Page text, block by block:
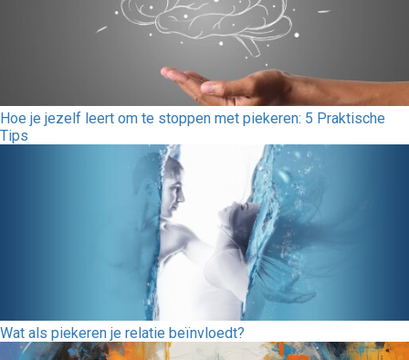
Hoe je jezelf leert om te stoppen met piekeren: 5 Praktische
Tips
Wat als piekeren je relatie beïnvloedt?